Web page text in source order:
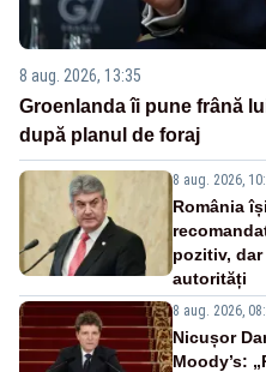
8 aug. 2026, 13:35
Groenlanda îi pune frână
după planul de foraj
8 aug. 2026,
România
pozitiv,
autorități
8 aug. 2026,
Nicușor
Moody’s: